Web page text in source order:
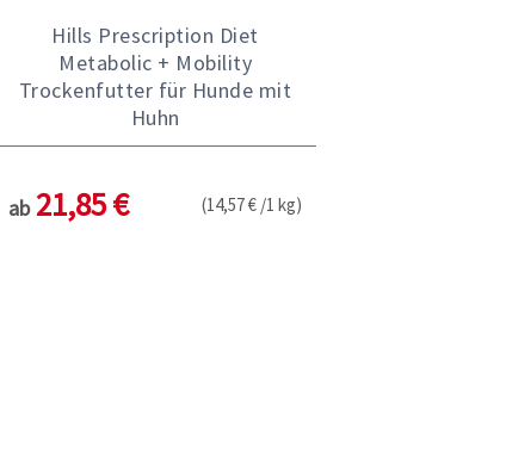
Hills Prescription Diet
Metabolic + Mobility
Trockenfutter für Hunde mit
Huhn
ab 21,85 € (14,57 € /1 kg)